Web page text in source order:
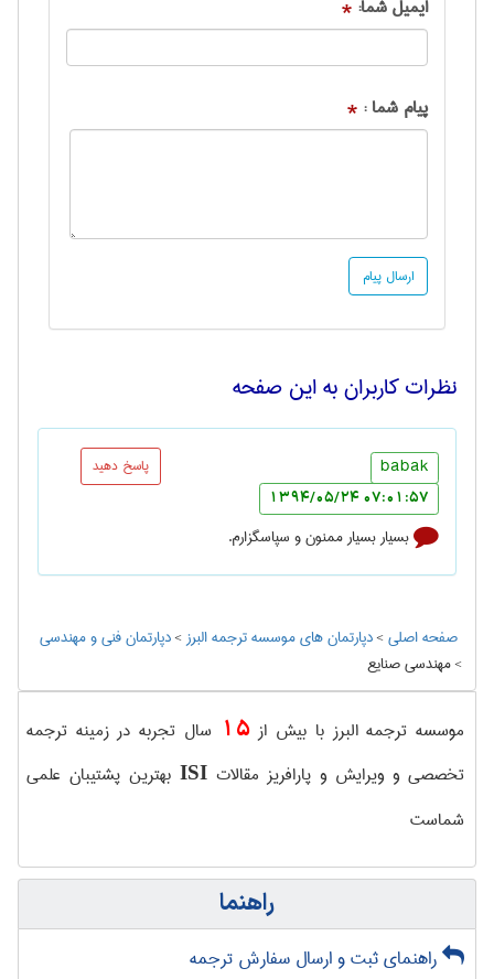
ایمیل شما: *
پیام شما : *
نظرات کاربران به این صفحه
babak
07:01:57 1394/05/24
پاسخ دهید
بسیار بسیار ممنون و سپاسگزارم.
صفحه اصلی>دپارتمان های موسسه ترجمه البرز>دپارتمان فنی و مهندسی
>مهندسی صنايع
موسسه ترجمه البرز با بیش از15 سال تجربه در زمینه ترجمه
تخصصی و ویرایش و پارافریز مقالاتISI بهترین پشتیبان علمی
شماست
راهنما
راهنمای ثبت و ارسال سفارش ترجمه